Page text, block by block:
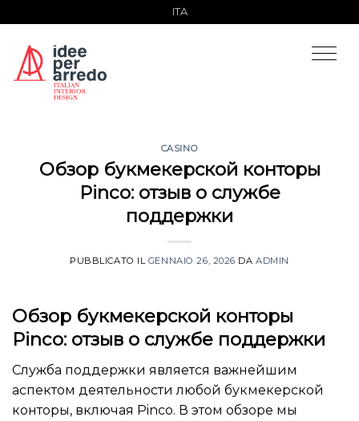
contenuti
ITA
CASINO
Обзор букмекерской конторы
Pinco: отзыв о службе
поддержки
PUBBLICATO IL GENNAIO 26, 2026 DAADMIN
Обзор букмекерской конторы
Pinco: отзыв о службе поддержки
Служба поддержки является важнейшим
аспектом деятельности любой букмекерской
конторы, включая Pinco. В этом обзоре мы